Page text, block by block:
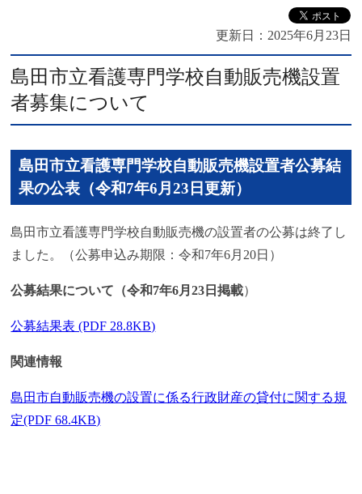
更新日： 2025年6月23日
島田市立看護専門学校自動販売機設置
者募集について
島田市立看護専門学校自動販売機設置者公募結
果の公表（令和7年6月23日更新）
島田市立看護専門学校自動販売機の設置者の公募は終了し
ました。（公募申込み期限：令和7年6月20日）
公募結果について（令和7年6月23日掲載）
公募結果表 (PDF 28.8KB)
関連情報
島田市自動販売機の設置に係る行政財産の貸付に関する規
定(PDF 68.4KB)